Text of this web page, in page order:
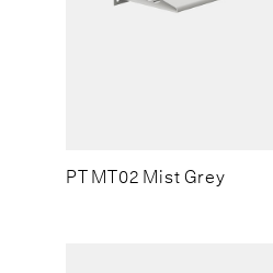
PT MT02 Mist Grey